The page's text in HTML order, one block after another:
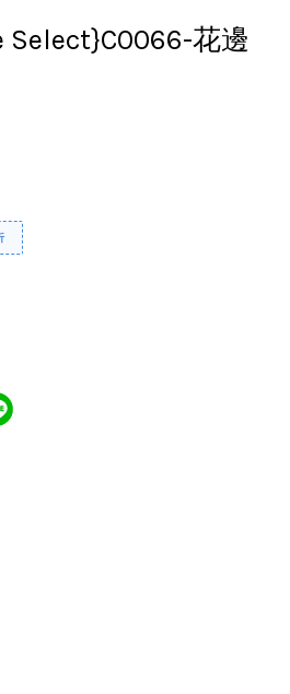
Select}C0066-花邊